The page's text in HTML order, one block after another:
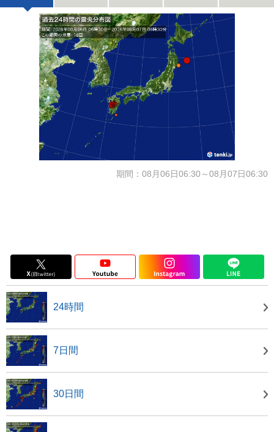
期間：08月06日06:30～08月07日06:30
24時間
7日間
30日間